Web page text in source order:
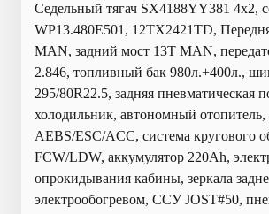
Седельный тягач SX4188YY381 4x2,
WP13.480E501, 12TX2421TD,
MAN, задний мост 13T MAN,
2.846, топливный бак 980л.+400л.,
295/80R22.5, задняя пневматическая
холодильник, автономный отопитель,
AEBS/ESC/ACC, система кругового
FCW/LDW, аккумулятор 220Ah,
опрокидывания кабины, зеркала
электрообогревом, ССУ JOST#50,